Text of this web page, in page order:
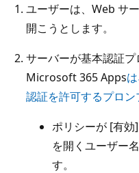
ユーザーは、Web サ
開こうとします。
サーバーが基本認証プ
Microsoft 365 Apps
認証を許可するプロン
ポリシーが [有
を開くユーザー
す。